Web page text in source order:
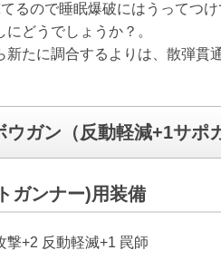
るので睡眠爆破にはうってつ
どうでしょうか？。
新たに調合するよりは、散弾貫
ウガン（反動軽減+1サポ
ガンナー)用装備
撃+2 反動軽滅+1 罠師